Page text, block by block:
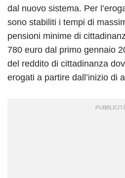
dal nuovo sistema. Per
sono stabiliti i tempi di
pensioni minime di
780 euro dal primo gennaio
del reddito di cittadinanza
erogati a partire dall’inizio di